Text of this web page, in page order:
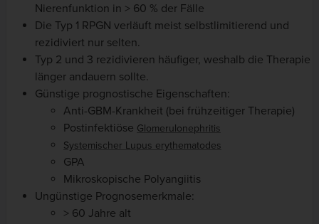
Nierenfunktion in > 60 % der Fälle
Die Typ 1 RPGN verläuft meist selbstlimitierend und
rezidiviert nur selten.
Typ 2 und 3 rezidivieren häufiger, weshalb die Therapie
länger andauern sollte.
Günstige prognostische Eigenschaften:
Anti-GBM-Krankheit (bei frühzeitiger Therapie)
Postinfektiöse Glomerulonephritis
Systemischer Lupus erythematodes
GPA
Mikroskopische Polyangiitis
Ungünstige Prognosemerkmale:
> 60 Jahre alt